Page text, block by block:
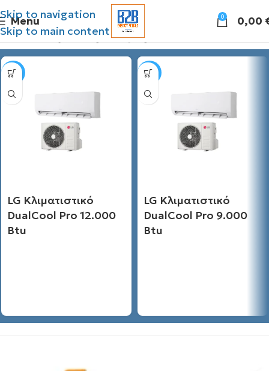
Skip to navigation
Skip to main content
Menu 0 0,00
Διάθεσιμες προσφορές
SALE
LG Κλιματιστικό
DualCool Pro 12.000
Btu
SALE
LG Κλιματιστικό
DualCool Pro 9.000
Btu